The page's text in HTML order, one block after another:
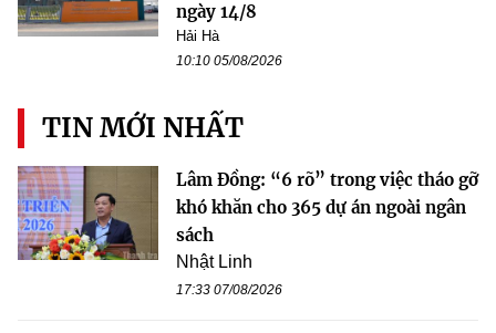
ngày 14/8
Hải Hà
10:10 05/08/2026
TIN MỚI NHẤT
Lâm Đồng: “6 rõ” trong việc tháo gỡ
khó khăn cho 365 dự án ngoài ngân
sách
Nhật Linh
17:33 07/08/2026